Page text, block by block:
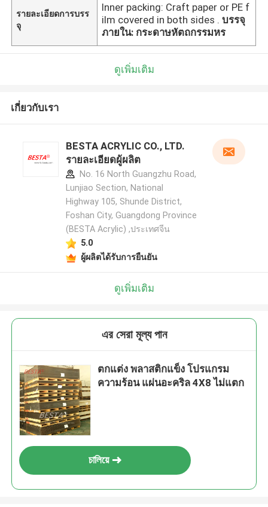
รายละเอียดการบรร
จุ
Inner packing: Craft paper or PE f
ilm covered in both sides . บรรจุ
ภายใน: กระดาษหัตถกรรมหร
ดูเพิ่มเติม
เกี่ยวกับเรา
BESTA ACRYLIC CO., LTD.
รายละเอียดผู้ผลิต
No. 16 North Guangzhu Road,
Lunjiao Section, National
Highway 105, Shunde District,
Foshan City, Guangdong Province
(BESTA Acrylic) ,ประเทศจีน
5.0
ผู้ผลิตได้รับการยืนยัน
ดูเพิ่มเติม
এর সেরা মূল্য পান
ตกแต่ง พลาสติกแข็ง โปรแกรม
ความร้อน แผ่นอะคริล 4X8 ไม่แตก
চালিয়ে